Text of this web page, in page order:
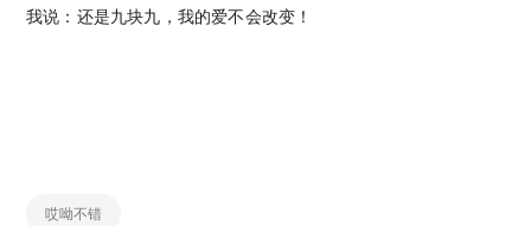
我说：还是九块九，我的爱不会改变！
哎呦不错